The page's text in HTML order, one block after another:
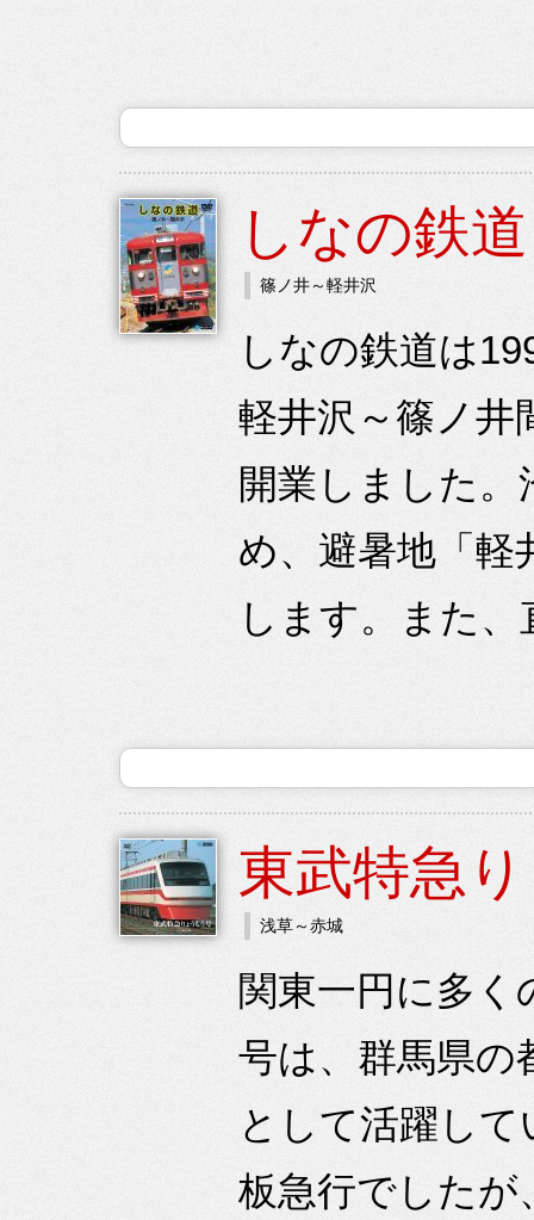
しなの鉄道
篠ノ井～軽井沢
しなの鉄道は
軽井沢～篠ノ井
開業しました
め、避暑地「軽
します。また
東武特急
浅草～赤城
関東一円に多
号は、群馬県の
として活躍し
板急行でしたが